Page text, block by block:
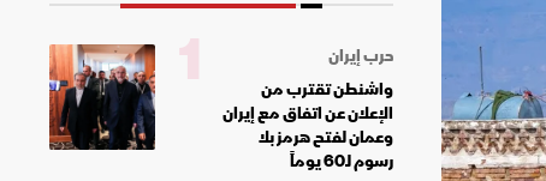
حرب إيران
واشنطن تقترب من
الإعلان عن اتفاق مع إيران
وعمان لفتح هرمز بلا
رسوم لـ60 يوماً
1